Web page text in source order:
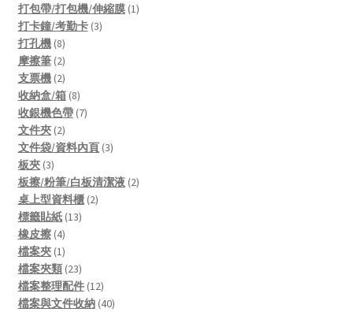
products
打包帶/打包機/伸縮膜 11
打卡鐘/考勤卡 33
打孔機 88
products
摩擦筆 22
products
支票機 22
products
收納盒/箱 88
products
收銀機色帶 77
文件夾 22
products
文件袋/資料內頁 33
板夾 33
products
板擦/粉筆/白板清潔液 22
桌上型資料櫃 22
標籤貼紙 1313
橡皮擦 44
products
檔案夾 11
product
檔案夾類 2323
products
檔案整理配件 1212
products
檔案與文件收納 4040